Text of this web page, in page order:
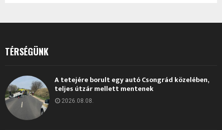
TÉRSÉGÜNK
A tetejére borult egy autó Csongrád közelében,
teljes útzár mellett mentenek
2026.08.08.